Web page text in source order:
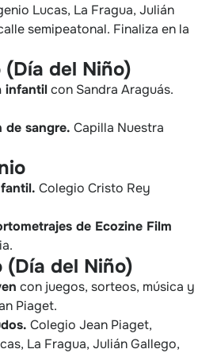
Lucas, La Fragua, Julián
semipeatonal. Finaliza en la
del Niño)
infantilcon Sandra Araguás.
de sangre. Capilla Nuestra
Colegio Cristo Rey
de Ecozine Film
(Día del Niño)
con juegos, sorteos, música y
Piaget.
Colegio Jean Piaget,
La Fragua, Julián Gallego,